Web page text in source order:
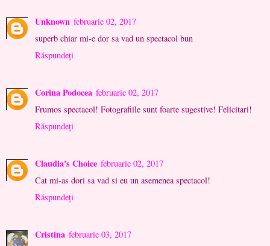
Unknown februarie 02, 2017
superb chiar mi-e dor sa vad un spectacol bun
Răspundeți
Corina Podocea februarie 02, 2017
Frumos spectacol! Fotografiile sunt foarte sugestive! Felicitari!
Răspundeți
Claudia's Choice februarie 02, 2017
Cat mi-as dori sa vad si eu un asemenea spectacol!
Răspundeți
Cristina februarie 03, 2017